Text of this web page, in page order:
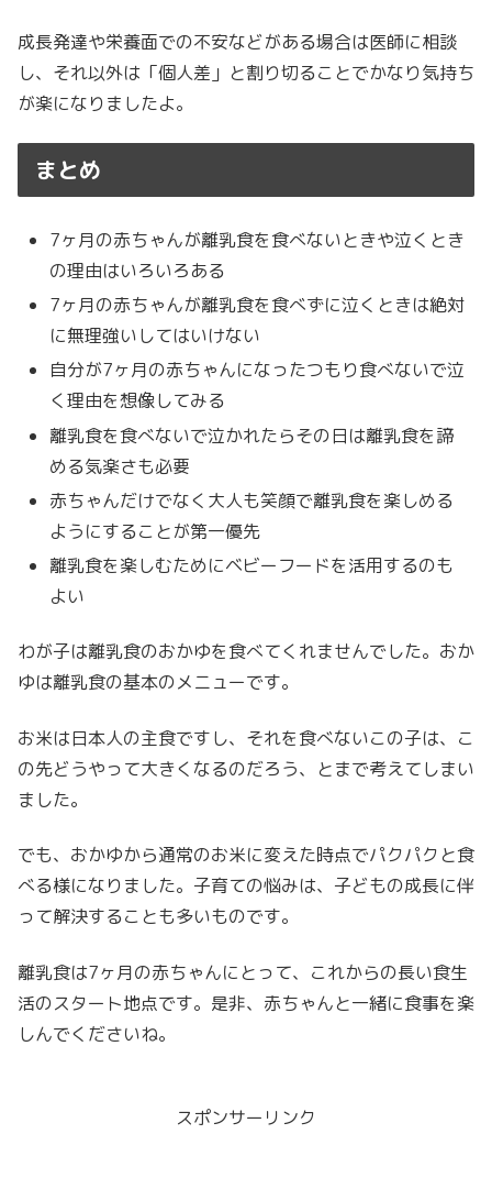
成長発達や栄養面での不安などがある場合は医師に相談
し、それ以外は「個人差」と割り切ることでかなり気持ち
が楽になりましたよ。
まとめ
7ヶ月の赤ちゃんが離乳食を食べないときや泣くとき
の理由はいろいろある
7ヶ月の赤ちゃんが離乳食を食べずに泣くときは絶対
に無理強いしてはいけない
自分が7ヶ月の赤ちゃんになったつもり食べないで泣
く理由を想像してみる
離乳食を食べないで泣かれたらその日は離乳食を諦
める気楽さも必要
赤ちゃんだけでなく大人も笑顔で離乳食を楽しめる
ようにすることが第一優先
離乳食を楽しむためにベビーフードを活用するのも
よい
わが子は離乳食のおかゆを食べてくれませんでした。おか
ゆは離乳食の基本のメニューです。
お米は日本人の主食ですし、それを食べないこの子は、こ
の先どうやって大きくなるのだろう、とまで考えてしまい
ました。
でも、おかゆから通常のお米に変えた時点でパクパクと食
べる様になりました。子育ての悩みは、子どもの成長に伴
って解決することも多いものです。
離乳食は7ヶ月の赤ちゃんにとって、これからの長い食生
活のスタート地点です。是非、赤ちゃんと一緒に食事を楽
しんでくださいね。
スポンサーリンク